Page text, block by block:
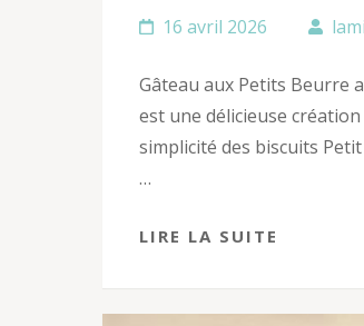
16 avril 2026
Gâteau aux Petits Beurre
est une délicieuse
simplicité des biscuits
…
LIRE LA SUITE